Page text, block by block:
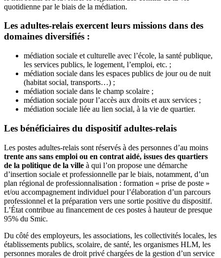
quotidienne par le biais de la médiation.
Les adultes-relais exercent leurs missions dans des
domaines diversifiés :
médiation sociale et culturelle avec l’école, la santé publique,
les services publics, le logement, l’emploi, etc. ;
médiation sociale dans les espaces publics de jour ou de nuit
(habitat social, transports…) ;
médiation sociale dans le champ scolaire ;
médiation sociale pour l’accès aux droits et aux services ;
médiation sociale liée au lien social, à la vie de quartier.
Les bénéficiaires du dispositif adultes-relais
Les postes adultes-relais sont réservés à des personnes d’au moins
trente ans sans emploi ou en contrat aidé, issues des quartiers
de la politique de la ville à qui l’on propose une démarche
d’insertion sociale et professionnelle par le biais, notamment, d’un
plan régional de professionnalisation : formation « prise de poste »
et/ou accompagnement individuel pour l’élaboration d’un parcours
professionnel et la préparation vers une sortie positive du dispositif.
L’État contribue au financement de ces postes à hauteur de presque
95% du Smic.
Du côté des employeurs, les associations, les collectivités locales, les
établissements publics, scolaire, de santé, les organismes HLM, les
personnes morales de droit privé chargées de la gestion d’un service